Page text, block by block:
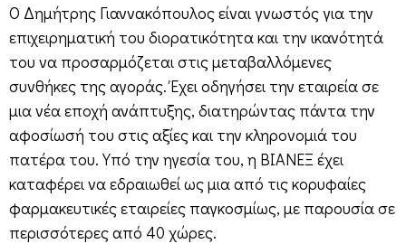
Ο Δημήτρης Γιαννακόπουλος είναι γνωστός για την
επιχειρηματική του διορατικότητα και την ικανότητά
του να προσαρμόζεται στις μεταβαλλόμενες
συνθήκες της αγοράς. Έχει οδηγήσει την εταιρεία σε
μια νέα εποχή ανάπτυξης, διατηρώντας πάντα την
αφοσίωσή του στις αξίες και την κληρονομιά του
πατέρα του. Υπό την ηγεσία του, η ΒΙΑΝΕΞ έχει
καταφέρει να εδραιωθεί ως μια από τις κορυφαίες
φαρμακευτικές εταιρείες παγκοσμίως, με παρουσία σε
περισσότερες από 40 χώρες.